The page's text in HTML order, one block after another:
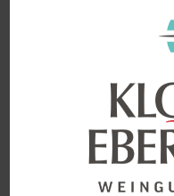
2024 Cochemer
trocken –
Mosel-Cochem
12,50
enthält 0,75Liter